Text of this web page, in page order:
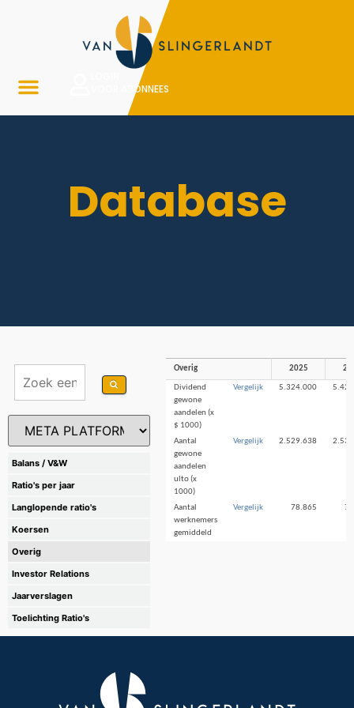
VOOR ABONNEES
Database
Balans / V&W
Ratio's per jaar
Langlopende ratio's
Koersen
Overig
Investor Relations
Jaarverslagen
Toelichting Ratio's
Overig 2025
Dividend
gewone
aandelen (x
$ 1000)
Vergelijk 5.324.000
Aantal
gewone
aandelen
ulto (x
1000)
Vergelijk 2.529.638
Aantal
werknemers
gemiddeld
Vergelijk 78.865